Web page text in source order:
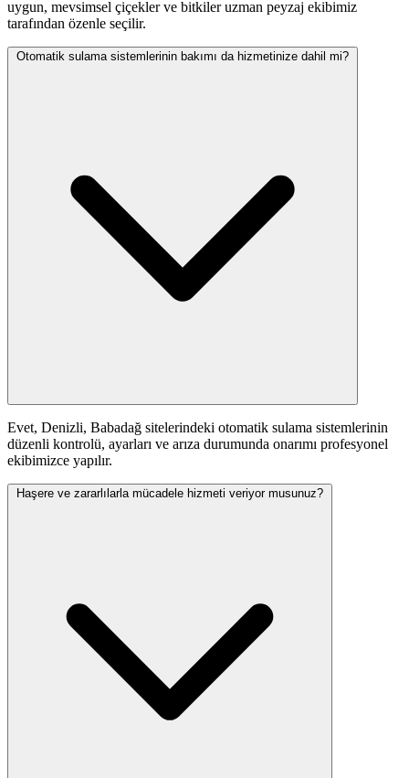
uygun, mevsimsel çiçekler ve bitkiler uzman peyzaj ekibimiz
tarafından özenle seçilir.
Otomatik sulama sistemlerinin bakımı da hizmetinize dahil mi?
Evet, Denizli, Babadağ sitelerindeki otomatik sulama sistemlerinin
düzenli kontrolü, ayarları ve arıza durumunda onarımı profesyonel
ekibimizce yapılır.
Haşere ve zararlılarla mücadele hizmeti veriyor musunuz?